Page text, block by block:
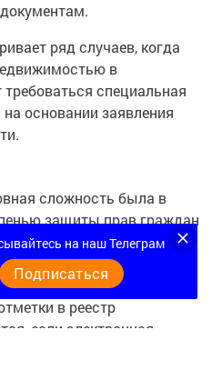
ряд случаев, когда
в
специальная
основании заявления
сложность была в
защиты прав граждан
сдерживать
Решить эти
решение. Так,
в реестр
если электронная
на наш Телеграм
Подписаться